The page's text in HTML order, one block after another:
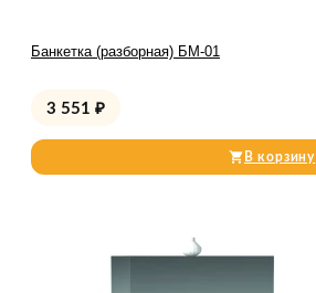
Банкетка (разборная) БМ-01
3 551 ₽
В корзину